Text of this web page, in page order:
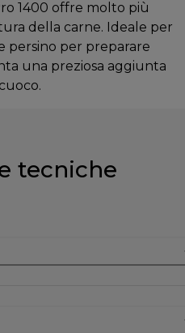
1400 offre molto più
della carne. Ideale per
persino per preparare
una preziosa aggiunta
tecniche